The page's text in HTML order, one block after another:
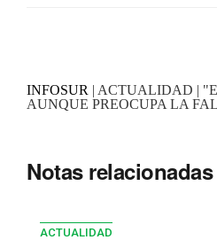
INFOSUR | ACTUALIDAD |
AUNQUE PREOCUPA LA
Notas relacionadas
ACTUALIDAD